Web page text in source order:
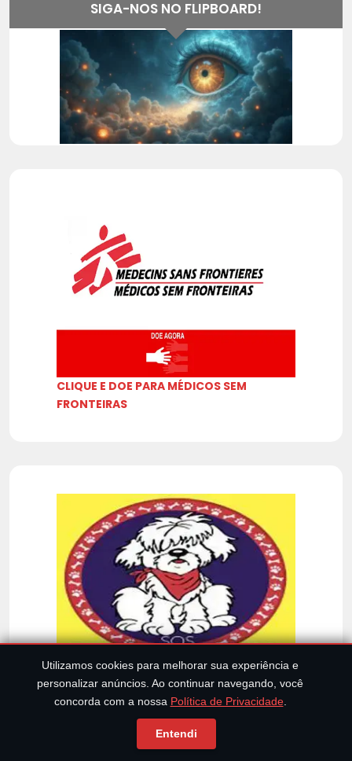
SIGA-NOS NO FLIPBOARD!
CLIQUE E DOE PARA MÉDICOS SEM
FRONTEIRAS
Utilizamos cookies para melhorar sua experiência e
personalizar anúncios. Ao continuar navegando, você
concorda com a nossa Política de Privacidade.
Entendi